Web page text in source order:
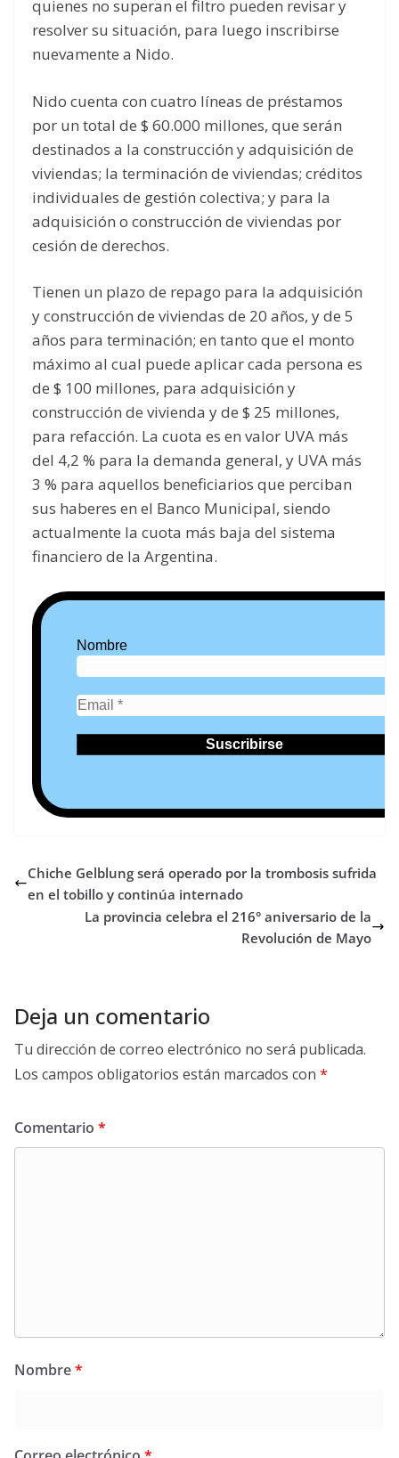
quienes no superan el filtro pueden revisar y
resolver su situación, para luego inscribirse
nuevamente a Nido.
Nido cuenta con cuatro líneas de préstamos
por un total de $ 60.000 millones, que serán
destinados a la construcción y adquisición de
viviendas; la terminación de viviendas; créditos
individuales de gestión colectiva; y para la
adquisición o construcción de viviendas por
cesión de derechos.
Tienen un plazo de repago para la adquisición
y construcción de viviendas de 20 años, y de 5
años para terminación; en tanto que el monto
máximo al cual puede aplicar cada persona es
de $ 100 millones, para adquisición y
construcción de vivienda y de $ 25 millones,
para refacción. La cuota es en valor UVA más
del 4,2 % para la demanda general, y UVA más
3 % para aquellos beneficiarios que perciban
sus haberes en el Banco Municipal, siendo
actualmente la cuota más baja del sistema
financiero de la Argentina.
Nombre
Chiche Gelblung será operado por la trombosis sufrida
en el tobillo y continúa internado
La provincia celebra el 216° aniversario de la
Revolución de Mayo
Deja un comentario
Tu dirección de correo electrónico no será publicada.
Los campos obligatorios están marcados con *
Comentario *
Nombre*